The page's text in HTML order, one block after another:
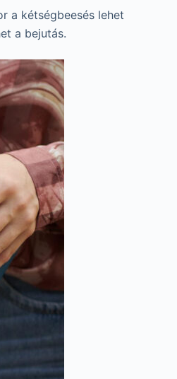
a kétségbeesés lehet
a bejutás.